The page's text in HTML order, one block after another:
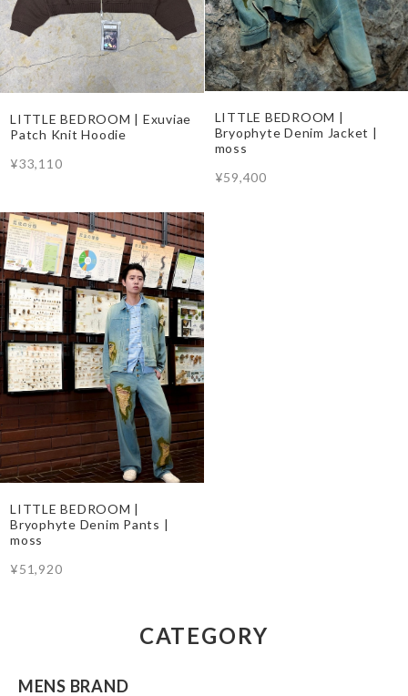
LITTLE BEDROOM | Exuviae
Patch Knit Hoodie
¥33,110
LITTLE BEDROOM |
Bryophyte Denim Jacket |
moss
¥59,400
LITTLE BEDROOM |
Bryophyte Denim Pants |
moss
¥51,920
CATEGORY
MENS BRAND